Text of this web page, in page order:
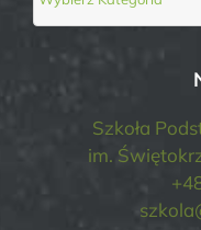
Szkoła
im.